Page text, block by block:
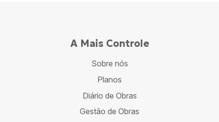
A Mais Controle
Sobre nós
Planos
Diário de Obras
Gestão de Obras